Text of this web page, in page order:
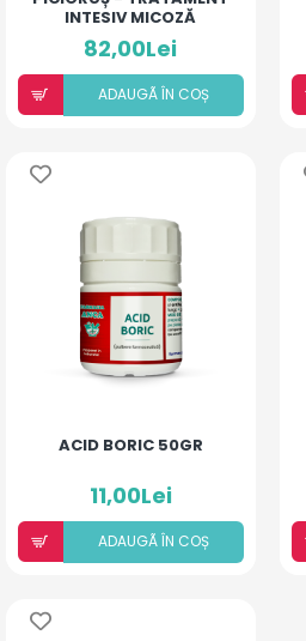
INTESIV MICOZĂ
82,00Lei
ADAUGÃ ÎN COȘ
ACID BORIC 50GR
11,00Lei
ADAUGÃ ÎN COȘ